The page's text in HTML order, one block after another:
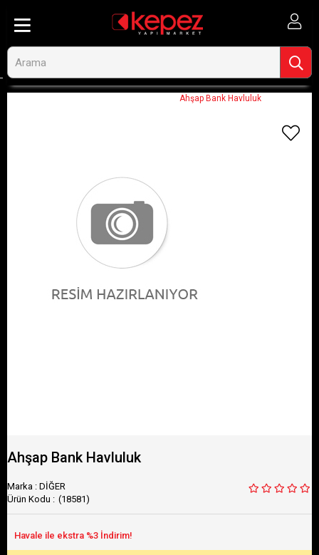
Ahşap Bank Havluluk
Ahşap Bank Havluluk
Marka : DİĞER
(18581)